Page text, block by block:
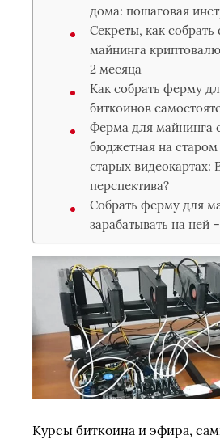
дома: пошаговая
Секреты, как
майнинга
2 месяца
Как собрать ферму
биткоинов
Ферма для майнинга
бюджетная на
старых видеокартах:
перспектива?
Собрать ферму для
зарабатывать на ней
Курсы биткоина и эфира,